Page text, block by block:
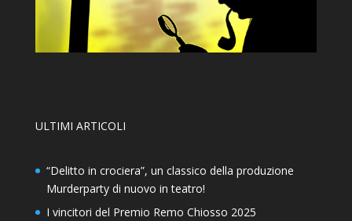
ULTIMI ARTICOLI
“Delitto in crociera”, un classico della produzione
Murderparty di nuovo in teatro!
I vincitori del Premio Remo Chiosso 2025